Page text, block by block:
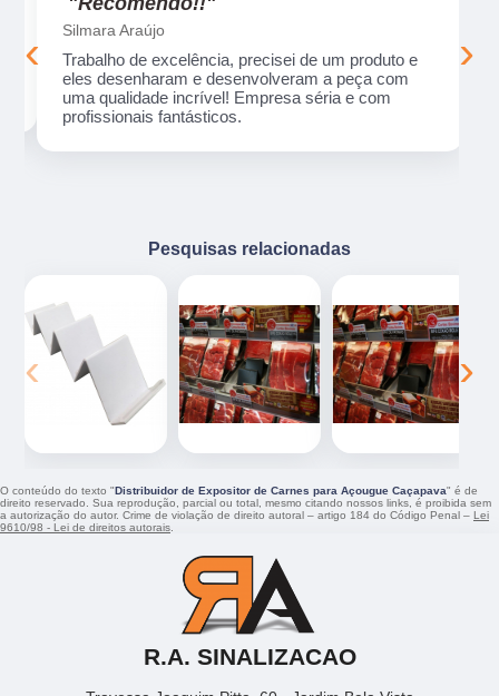
Silmara Araújo
Trabalho de excelência, precisei de um produto e
eles desenharam e desenvolveram a peça com
uma qualidade incrível! Empresa séria e com
profissionais fantásticos.
‹ ›
Pesquisas relacionadas
‹ ›
O conteúdo do texto "Distribuidor de Expositor de Carnes para Açougue Caçapava" é de
direito reservado. Sua reprodução, parcial ou total, mesmo citando nossos links, é proibida sem
a autorização do autor. Crime de violação de direito autoral – artigo 184 do Código Penal – Lei
9610/98 - Lei de direitos autorais.
R.A. SINALIZACAO